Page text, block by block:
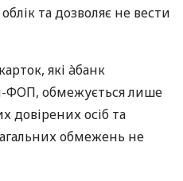
та дозволяє не вести
які àбанк
ФОП, обмежується лише
довірених осіб та
обмежень не